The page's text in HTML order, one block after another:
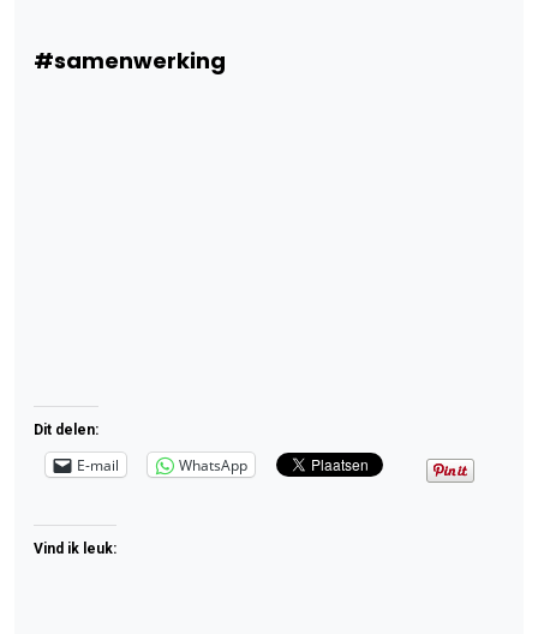
#samenwerking
Dit delen:
E-mail WhatsApp
Vind ik leuk: